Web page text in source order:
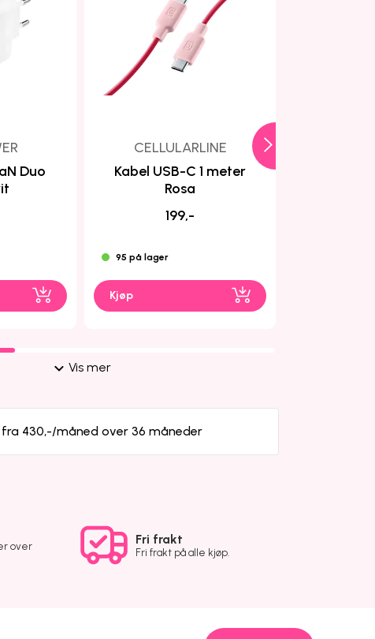
Duo
CELLULARLINE
Kabel USB-C 1 meter
Rosa
199,-
95 på lager
Kjøp
Vis mer
430,-/måned over 36 måneder
over
Fri frakt
Fri frakt på alle kjøp.